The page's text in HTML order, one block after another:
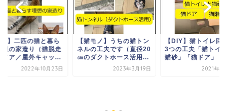
】二匹の猫と暮ら
想の家造り（猫脱走
ドア／屋外キャッ...
2022年10月23日
【猫モノ】うちの猫トン
ネルの工夫です（直径20
㎝のダクトホース活用...
2023年3月19日
【DIY】猫トイレ回
3つの工夫「猫トイ
猫砂」「猫ドア」「
2021年1